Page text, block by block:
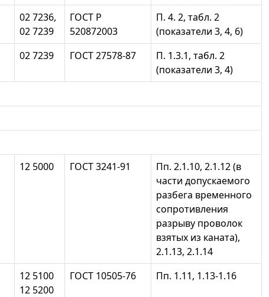
02 7236,
02 7239
ГОСТ Р
520872003
П. 4. 2, табл. 2
(показатели 3, 4, 6)
02 7239 ГОСТ 27578-87
П. 1.3.1, табл. 2
(показатели 3, 4)
12 5000 ГОСТ 3241-91
Пп. 2.1.10, 2.1.12 (в
части допускаемого
разбега временного
сопротивления
разрыву проволок
взятых из каната),
2.1.13, 2.1.14
12 5100
12 5200
ГОСТ 10505-76 Пп. 1.11, 1.13-1.16